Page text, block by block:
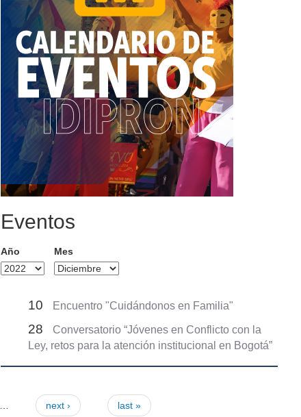
Eventos
Año Mes
10 Encuentro "Cuidándonos en Familia"
28
Conversatorio “Jóvenes en Conflicto con la
Ley, retos para la atención institucional en Bogotá”
next › last »